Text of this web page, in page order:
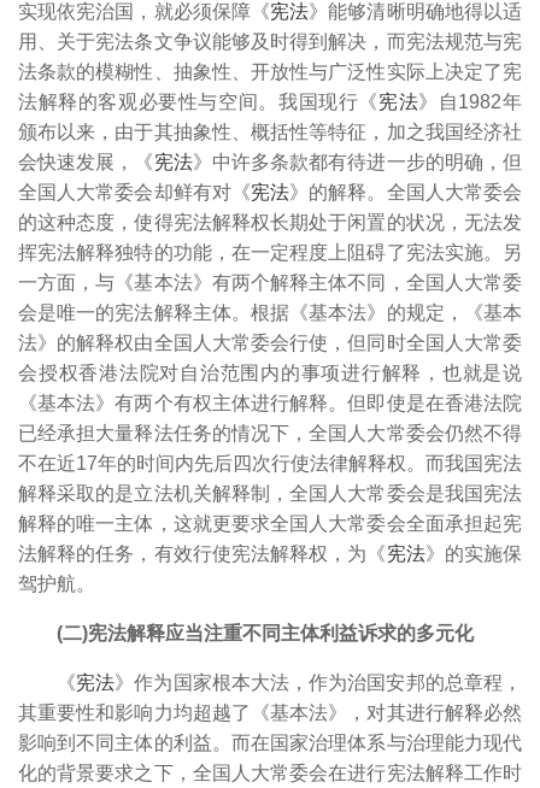
实现依宪治国，就必须保障《宪法》能够清晰明确地得以适
用、关于宪法条文争议能够及时得到解决，而宪法规范与宪
法条款的模糊性、抽象性、开放性与广泛性实际上决定了宪
法解释的客观必要性与空间。 我国现行《宪法》自1982年
颁布以来，由于其抽象性、概括性等特征，加之我国经济社
会快速发展，《宪法》中许多条款都有待进一步的明确，但
全国人大常委会却鲜有对《宪法》的解释。全国人大常委会
的这种态度，使得宪法解释权长期处于闲置的状况，无法发
挥宪法解释独特的功能， 在一定程度上阻碍了宪法实施。另
一方面，与《基本法》有两个解释主体不同，全国人大常委
会是唯一的宪法解释主体。根据《基本法》的规定，《基本
法》的解释权由全国人大常委会行使，但同时全国人大常委
会授权香港法院对自治范围内的事项进行解释，也就是说
《基本法》有两个有权主体进行解释。但即使是在香港法院
已经承担大量释法任务的情况下，全国人大常委会仍然不得
不在近17年的时间内先后四次行使法律解释权。而我国宪法
解释采取的是立法机关解释制，全国人大常委会是我国宪法
解释的唯一主体，这就更要求全国人大常委会全面承担起宪
法解释的任务，有效行使宪法解释权，为《宪法》的实施保
驾护航。
(二)宪法解释应当注重不同主体利益诉求的多元化
《宪法》作为国家根本大法，作为治国安邦的总章程，
其重要性和影响力均超越了《基本法》，对其进行解释必然
影响到不同主体的利益。而在国家治理体系与治理能力现代
化的背景要求之下， 全国人大常委会在进行宪法解释工作时